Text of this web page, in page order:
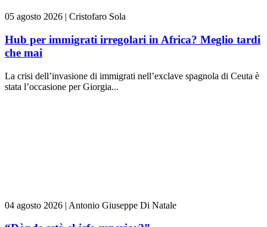
05 agosto 2026 | Cristofaro Sola
Hub per immigrati irregolari in Africa? Meglio tardi
che mai
La crisi dell’invasione di immigrati nell’exclave spagnola di Ceuta è
stata l’occasione per Giorgia...
04 agosto 2026 | Antonio Giuseppe Di Natale